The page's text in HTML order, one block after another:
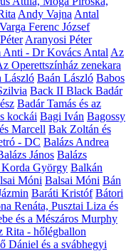
Andy Vajna Antal
Ferenc József
Aranyosi Péter
Anti - Dr Kovács Antal Az
Operettszínház zenekara
László Baán László Babos
Back II Black Badár
Badár Tamás és az
kockái Bagi Iván Bagossy
Marcell Bak Zoltán és
- DC Balázs Andrea
János Balázs
György Balkán
Móni Balsai Móni Bán
Baráti Kristóf Bátori
Renáta, Pusztai Liza és
és a Mészáros Murphy
Rita - hőlégballon
Dániel és a svábhegyi